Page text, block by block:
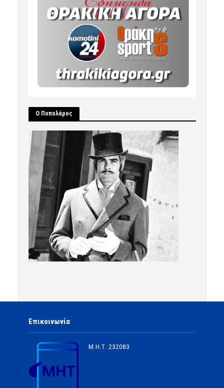
Ο Ποπολάρος
Επικοινωνία
Μ.Η.Τ. 232083